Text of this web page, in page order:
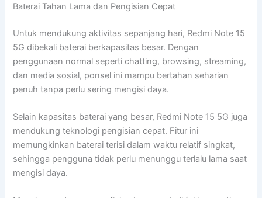
Baterai Tahan Lama dan Pengisian Cepat
Untuk mendukung aktivitas sepanjang hari, Redmi Note 15
5G dibekali baterai berkapasitas besar. Dengan
penggunaan normal seperti chatting, browsing, streaming,
dan media sosial, ponsel ini mampu bertahan seharian
penuh tanpa perlu sering mengisi daya.
Selain kapasitas baterai yang besar, Redmi Note 15 5G juga
mendukung teknologi pengisian cepat. Fitur ini
memungkinkan baterai terisi dalam waktu relatif singkat,
sehingga pengguna tidak perlu menunggu terlalu lama saat
mengisi daya.